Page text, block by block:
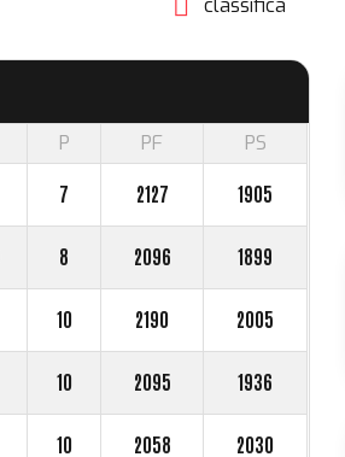
classifica
P PF PS
7 2127 1905
8 2096 1899
10 2190 2005
10 2095 1936
10 2058 2030